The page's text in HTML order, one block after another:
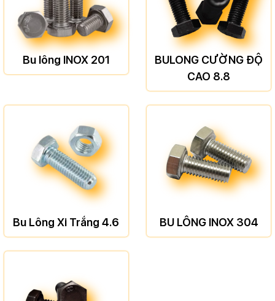
Bu lông INOX 201
BULONG CƯỜNG ĐỘ
CAO 8.8
Bu Lông Xi Trắng 4.6 BU LÔNG INOX 304